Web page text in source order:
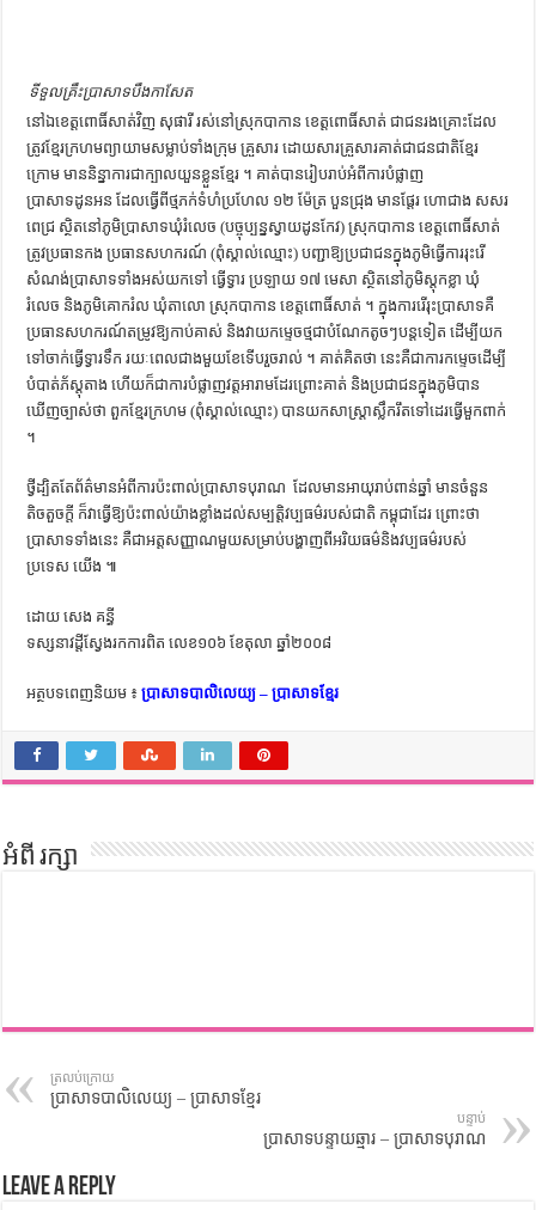
ទីទួល​គ្រឹះ​ប្រាសាទ​បឹងកាសែត
នៅ​ឯ​ខេត្ដពោធិ៍សាត់​វិញ​ ​សុ​ផា​រី​ ​រស់នៅ​ស្រុក​បាកាន​ ​ខេត្ដពោធិ៍សាត់​ ​ជា​ជន​រង​គ្រោះ​ដែល​
ត្រូវ​ខ្មែរក្រហម​ព្យាយាម​​​សម្លាប់​ទាំង​ក្រុម​ គ្រួសារ​ ​ដោយសារ​គ្រួសារ​គាត់​ជា​ជនជាតិ​ខ្មែរ
ក្រោម​ ​មាន​និន្នាការ​ជា​ក្បាល​យួន​ខ្លួន​ខ្មែរ ។​ ​គាត់​បាន​​រៀបរាប់​អំពី​ការ​បំផ្លាញ​
ប្រាសាទដូនអន​ ​ដែល​ធ្វើ​ពី​ថ្មភក់​ទំហំ​ប្រហែល​ ​១២ ម៉ែត្រ​ ​បួន​ជ្រុង​ ​មាន​ផ្ដែរ​ ​ហោជាង​ ​សសរ​
ពេជ្រ​ ​ស្ថិត​នៅ​ភូមិ​ប្រាសាទ​ឃុំ​រំលេច​ ​(បច្ចុប្បន្ន​ស្វាយដូនកែវ​) ស្រុក​បាកាន​ ​ខេត្ដពោធិ៍សាត់​ ​
ត្រូវ​ប្រធាន​កង​ ​ប្រធាន​សហករណ៍​ ​(ពុំ​ស្គាល់ឈ្មោះ​) បញ្ជា​ឱ្យ​ប្រជាជន​ក្នុងភូមិ​ធ្វើការ​រុះរើ​
សំណង់​ប្រាសាទ​ទាំងអស់​យក​ទៅ​ ធ្វើ​ទ្វារ​ ​ប្រឡាយ​ ​១៧ មេ​សា​ ​ស្ថិត​នៅ​ភូមិ​ស្ដុក​ខ្លា​ ​ឃុំ​
រំលេច​ ​និង​ភូមិ​គោក​រំ​ល​ ​ឃុំ​តា​លោ​ ​ស្រុក​បាកាន​ ​ខេត្ដពោធិ៍សាត់ ។​ ​ក្នុង​ការ​រើរុះ​ប្រាសាទ​គឺ​
ប្រធាន​សហករណ៍​តម្រូវ​ឱ្យ​កាប់​គាស់​ ​និង​វាយ​កម្ទេច​ថ្ម​ជា​បំណែក​តូចៗ​បន្ដ​ទៀត​ ​ដើម្បី​យក​​​
ទៅ​ចាក់​ធ្វើ​ទ្វារ​ទឹក​ ​រយៈពេល​ជាង​មួយ​ខែ​ទើប​រួចរាល់ ។​ ​គាត់​គិត​ថា​ ​នេះ​គឺជា​ការ​កម្ទេច​ដើម្បី​
បំបាត់​ភ័ស្ដុតាង​ ​ហើយ​​ក៏​ជា​ការ​បំផ្លាញ​វត្ដ​អារាម​ដែរ​ព្រោះ​គាត់​ ​និង​ប្រជាជន​ក្នុងភូមិ​បាន
ឃើញ​ច្បាស់​ថា​ ​ពួក​ខ្មែរក្រហម​ ​(ពុំ​ស្គាល់ឈ្មោះ​) បាន​យក​សាស្ដ្រា​ស្លឹករឹត​ទៅ​ដេរ​ធ្វើ​មួក​ពាក់
។​ ​
ថ្វី​ដ្បិតតែ​ព័ត៌មាន​អំពី​ការ​ប៉ះពាល់​ប្រាសាទបុរាណ ​ ​ដែល​មាន​អាយុ​រាប់​ពាន់​ឆ្នាំ​ ​មាន​ចំនួន​
តិចតួច​ក្ដី​ ​ក៏​វា​ធ្វើ​ឱ្យ​ប៉ះពាល់​​យ៉ាង​ខ្លាំង​ដល់​សម្បត្ដិ​វប្បធម៌​របស់​ជាតិ​ កម្ពុជា​ដែរ ​ព្រោះថា​ ​
ប្រាសាទ​ទាំងនេះ​ ​គឺជា​អត្ដសញ្ញាណ​មួយ​សម្រាប់​បង្ហាញ​​ពី​អរិយធម៌​និង​វប្បធម៌​របស់​
ប្រទេស​ យើង ៕​ ​
ដោយ​ ​សេង​ ​គ​ន្ធី​
ទស្សនាវដ្ដី​ស្វែងរក​ការ​ពិត​ ​លេខ​១០៦​ ​ខែតុលា​ ​ឆ្នាំ​២០០៨​
អត្ថបទពេញនិយម ៖ប្រាសាទបាលិលេយ្យ – ប្រាសាទខ្មែរ
អំពី រក្សា
ត្រលប់ក្រោយ
ប្រាសាទបាលិលេយ្យ – ប្រាសាទខ្មែរ
បន្ទាប់
ប្រាសាទបន្ទាយឆ្មារ – ប្រាសាទបុរាណ
Leave a Reply